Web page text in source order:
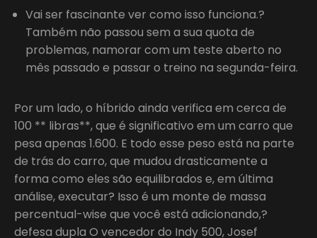
Vai ser fascinante ver como isso funciona.?
Também não passou sem a sua quota de
problemas, namorar com um teste aberto no
mês passado e passar o treino na segunda-feira.
Por um lado, o híbrido ainda verifica em cerca de
100 ** libras**, que é significativo em um carro que
pesa apenas 1.600. E todo esse peso está na parte
de trás do carro, que mudou drasticamente a
forma como eles são equilibrados e, em última
análise, executar? Isso é um monte de massa
percentual-wise que você está adicionando,?
defesa dupla O vencedor do Indy 500, Josef